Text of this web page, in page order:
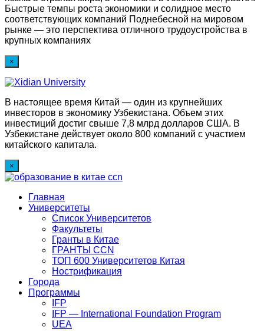
Быстрые темпы роста экономики и солидное место
соответствующих компаний Поднебесной на мировом
рынке — это перспектива отличного трудоустройства в
крупных компаниях
×
В настоящее время Китай — один из крупнейших
инвесторов в экономику Узбекистана. Объем этих
инвестиций достиг свыше 7,8 млрд долларов США. В
Узбекистане действует около 800 компаний с участием
китайского капитала.
×
Главная
Университеты
Список Университетов
Факультеты
Гранты в Китае
ГРАНТЫ ССN
ТОП 600 Университетов Китая
Нострификация
Города
Программы
IFP
IFP — International Foundation Program
UEA